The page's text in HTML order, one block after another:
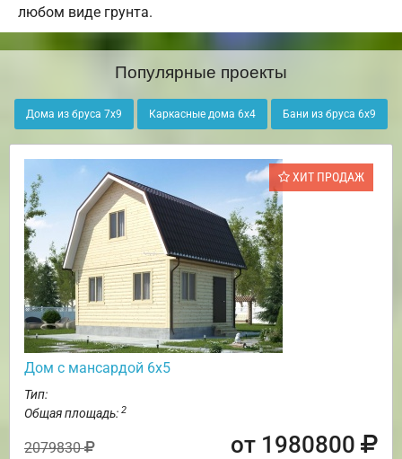
любом виде грунта.
Популярные проекты
Дома из бруса 7х9 Каркасные дома 6х4 Бани из бруса 6х9
ХИТ ПРОДАЖ
Дом с мансардой 6х5
Тип:
Общая площадь: 2
2079830 от 1980800